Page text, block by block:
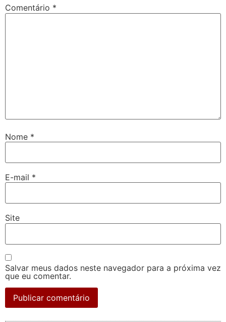
Comentário *
Nome *
E-mail *
Site
Salvar meus dados neste navegador para a próxima vez
que eu comentar.